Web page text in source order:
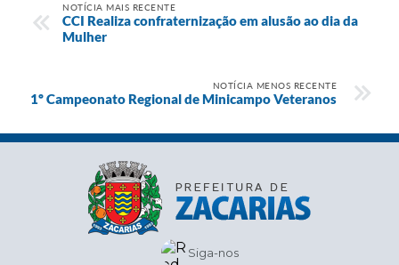
NOTÍCIA MAIS RECENTE
CCI Realiza confraternização em alusão ao dia da
Mulher
NOTÍCIA MENOS RECENTE
1º Campeonato Regional de Minicampo Veteranos
Siga-nos